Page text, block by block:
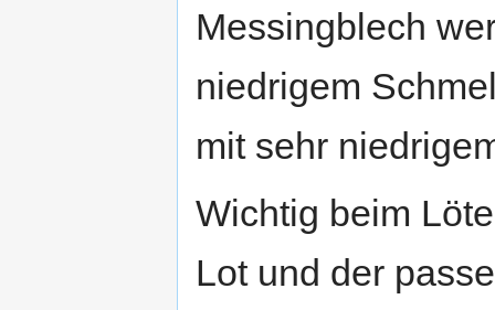
Messingblech
niedrigem
mit sehr
Wichtig beim
Lot und der